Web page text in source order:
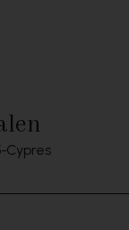
Cypres